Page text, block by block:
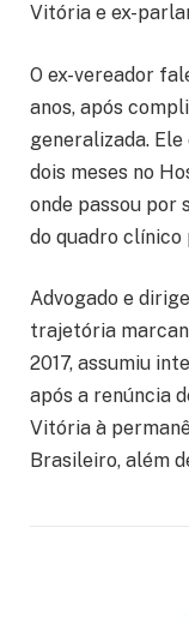
Vitória e ex-
O ex-vereador
anos, após
generalizada.
dois meses no
onde passou por
do quadro clínico
Advogado e
trajetória
2017, assumiu
após a renúncia
Vitória à
Brasileiro, além